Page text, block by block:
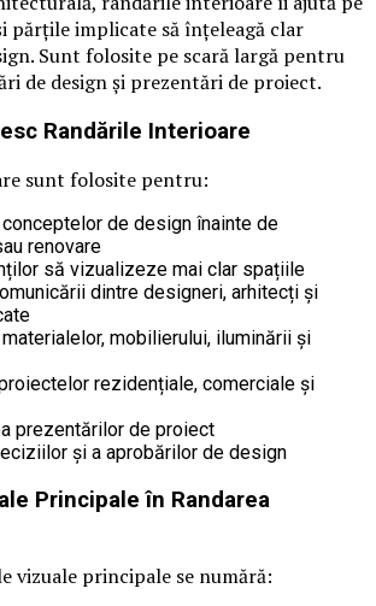
părțile implicate să înțeleagă clar
Sunt folosite pe scară largă pentru
de design și prezentări de proiect.
Randările Interioare
sunt folosite pentru:
de design înainte de
renovare
să vizualizeze mai clar spațiile
dintre designeri, arhitecți și
mobilierului, iluminării și
rezidențiale, comerciale și
prezentărilor de proiect
și a aprobărilor de design
Principale în Randarea
vizuale principale se numără: